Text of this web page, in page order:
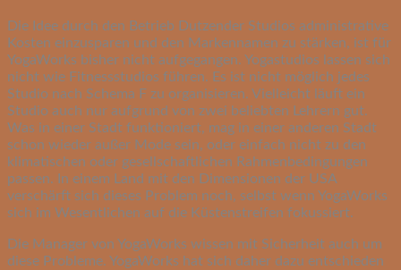
Die Idee durch den Betrieb Dutzender Studios administrative
Kosten einzusparen und den Markennamen zu stärken, ist für
YogaWorks bisher nicht aufgegangen. Yogastudios lassen sich
nicht wie Fitnessstudios führen. Es ist nicht möglich jedes
Studio nach Schema F zu organisieren. Vielleicht läuft ein
Studio auch nur aufgrund von zwei beliebten Lehrern gut.
Was in einer Stadt funktioniert, mag in einer anderen Stadt
schon wieder außer Mode sein, oder einfach nicht zu den
klimatischen oder gesellschaftlichen Rahmenbedingungen
passen. In einem Land mit den Dimensionen der USA
verschärft sich dieses Problem noch, selbst wenn YogaWorks
sich im Wesentlichen auf die Küstenstreifen fokussiert.
Die Manager von YogaWorks wissen mit Sicherheit auch um
diese Probleme. YogaWorks hat sich daher dazu entschieden